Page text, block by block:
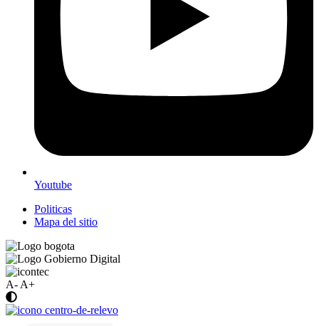
Youtube
Politicas
Mapa del sitio
A- A+